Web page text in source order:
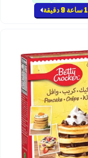
1 ساعة 9 دقيقة